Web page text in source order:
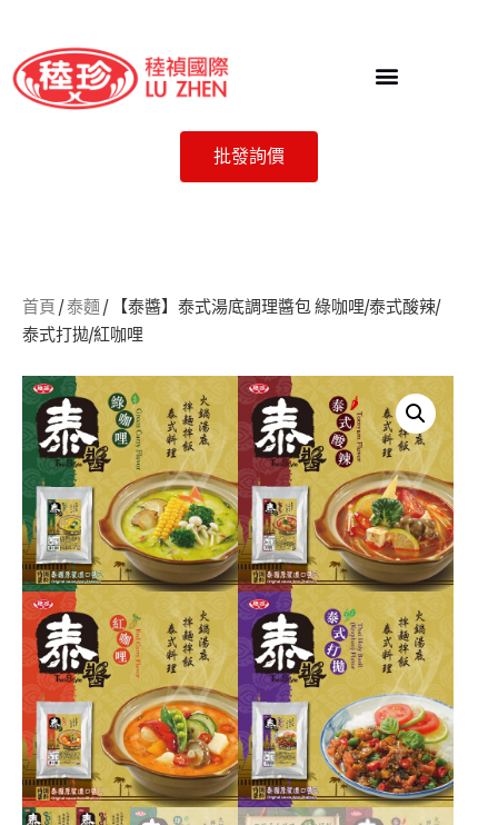
批發詢價
首頁 /泰麵/ 【泰醬】泰式湯底調理醬包 綠咖哩/泰式酸辣/
泰式打拋/紅咖哩